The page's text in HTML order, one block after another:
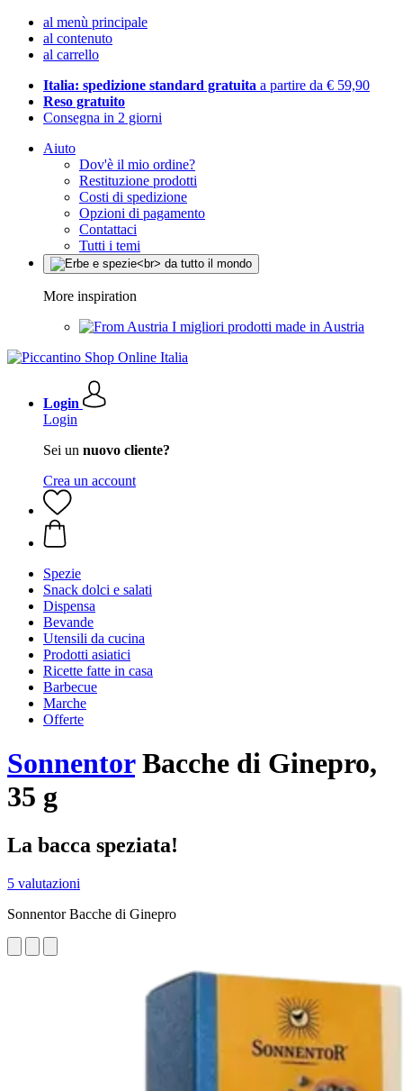
al menù principale
al contenuto
al carrello
Italia: spedizione standard gratuita a partire da € 59,90
Reso gratuito
Consegna in 2 giorni
Aiuto
Dov'è il mio ordine?
Restituzione prodotti
Costi di spedizione
Opzioni di pagamento
Contattaci
Tutti i temi
More inspiration
I migliori prodotti made in Austria
Login
Login
Sei un nuovo cliente?
Crea un account
Spezie
Snack dolci e salati
Dispensa
Bevande
Utensili da cucina
Prodotti asiatici
Ricette fatte in casa
Barbecue
Marche
Offerte
SonnentorBacche di Ginepro,
35 g
La bacca speziata!
5 valutazioni
Sonnentor Bacche di Ginepro